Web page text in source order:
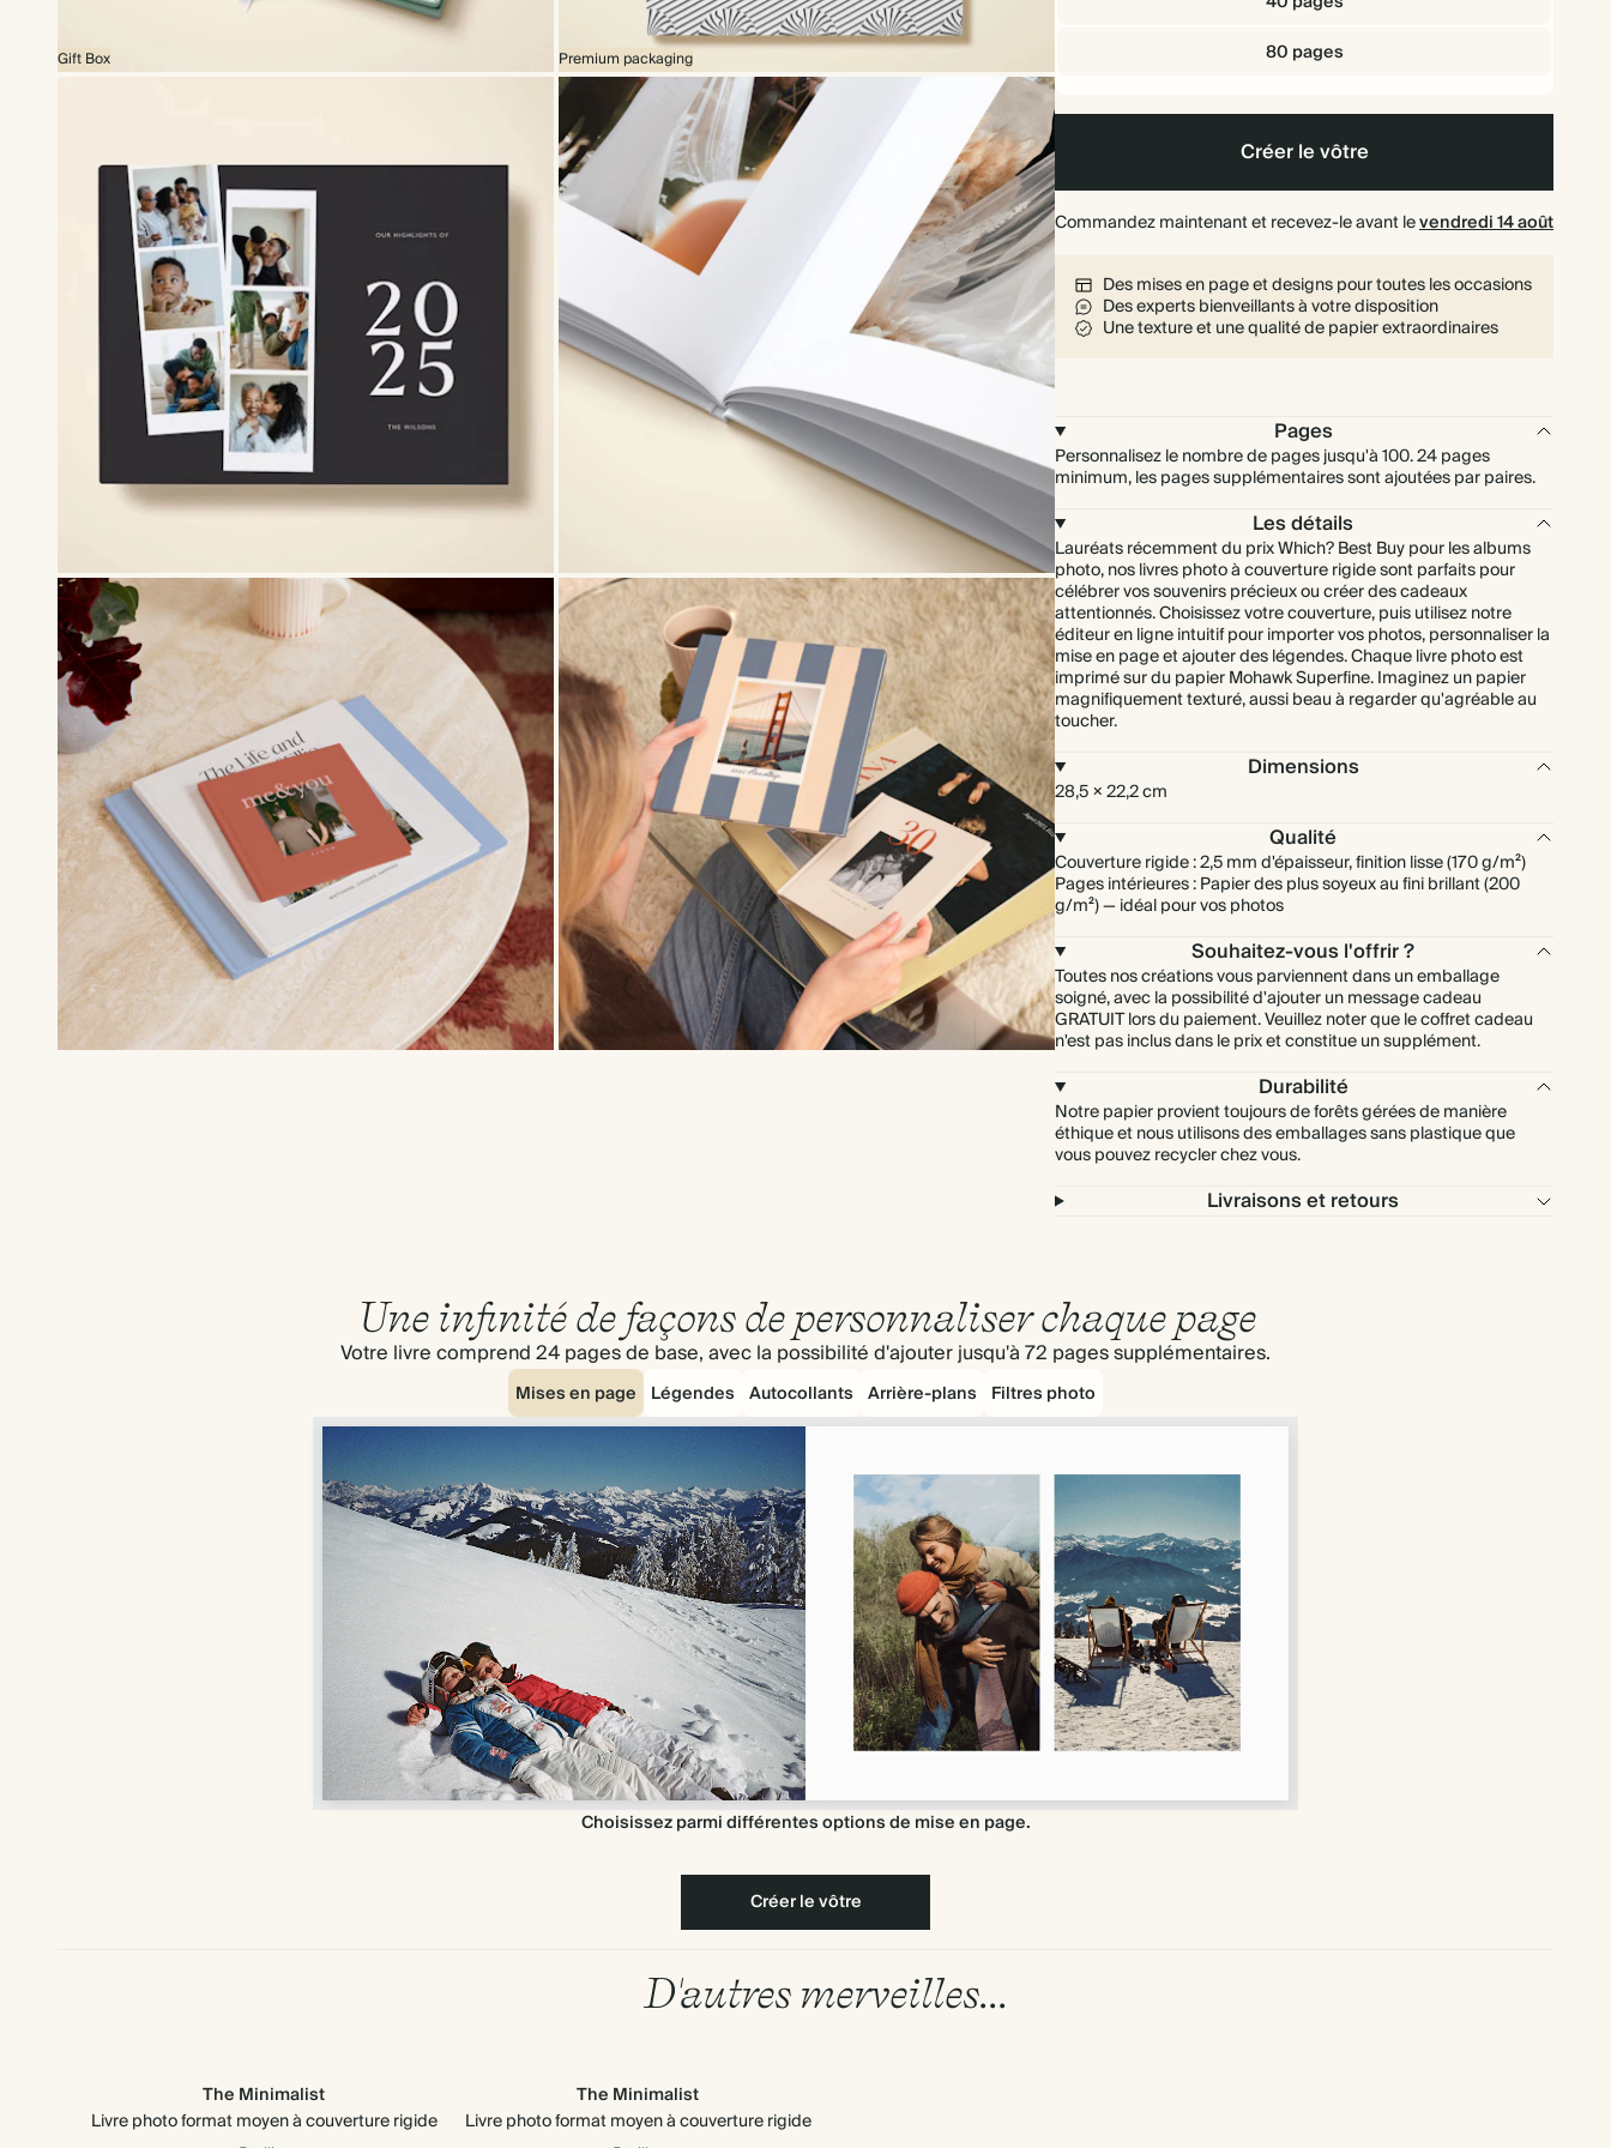
Gift Box Premium packaging
80 pages
Créer le vôtre
Commandez maintenant et recevez-le avant levendredi 14 août
Des mises en page et designs pour toutes les occasions
Des experts bienveillants à votre disposition
Une texture et une qualité de papier extraordinaires
Pages
Personnalisez le nombre de pages jusqu'à 100. 24 pages
minimum, les pages supplémentaires sont ajoutées par paires.
Les détails
Lauréats récemment du prix Which? Best Buy pour les albums
photo, nos livres photo à couverture rigide sont parfaits pour
célébrer vos souvenirs précieux ou créer des cadeaux
attentionnés. Choisissez votre couverture, puis utilisez notre
éditeur en ligne intuitif pour importer vos photos, personnaliser la
mise en page et ajouter des légendes. Chaque livre photo est
imprimé sur du papier Mohawk Superfine. Imaginez un papier
magnifiquement texturé, aussi beau à regarder qu'agréable au
toucher.
Dimensions
28,5 × 22,2 cm
Qualité
Couverture rigide : 2,5 mm d'épaisseur, finition lisse (170 g/m²)
Pages intérieures : Papier des plus soyeux au fini brillant (200
g/m²) — idéal pour vos photos
Souhaitez-vous l'offrir ?
Toutes nos créations vous parviennent dans un emballage
soigné, avec la possibilité d'ajouter un message cadeau
GRATUIT lors du paiement. Veuillez noter que le coffret cadeau
n'est pas inclus dans le prix et constitue un supplément.
Durabilité
Notre papier provient toujours de forêts gérées de manière
éthique et nous utilisons des emballages sans plastique que
vous pouvez recycler chez vous.
Livraisons et retours
Une infinité de façons de personnaliser chaque page
Votre livre comprend 24 pages de base, avec la possibilité d'ajouter jusqu'à 72 pages supplémentaires.
Mises en page Légendes Autocollants Arrière-plans Filtres photo
Choisissez parmi différentes options de mise en page.
Créer le vôtre
D'autres merveilles...
The Minimalist
Livre photo format moyen à couverture rigide
The Minimalist
Livre photo format moyen à couverture rigide